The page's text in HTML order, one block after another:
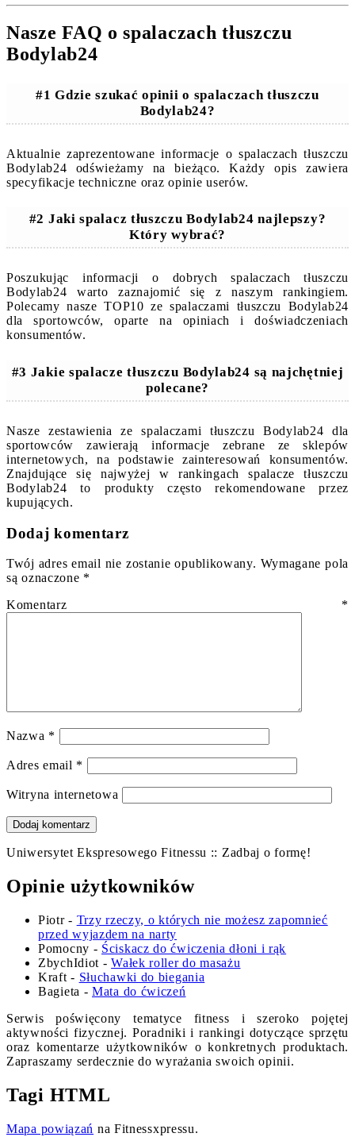
Nasze FAQ o spalaczach tłuszczu
Bodylab24
#1 Gdzie szukać opinii o spalaczach tłuszczu
Bodylab24?
Aktualnie zaprezentowane informacje o spalaczach tłuszczu
Bodylab24 odświeżamy na bieżąco. Każdy opis zawiera
specyfikacje techniczne oraz opinie userów.
#2 Jaki spalacz tłuszczu Bodylab24 najlepszy?
Który wybrać?
Poszukując informacji o dobrych spalaczach tłuszczu
Bodylab24 warto zaznajomić się z naszym rankingiem.
Polecamy nasze TOP10 ze spalaczami tłuszczu Bodylab24
dla sportowców, oparte na opiniach i doświadczeniach
konsumentów.
#3 Jakie spalacze tłuszczu Bodylab24 są najchętniej
polecane?
Nasze zestawienia ze spalaczami tłuszczu Bodylab24 dla
sportowców zawierają informacje zebrane ze sklepów
internetowych, na podstawie zainteresowań konsumentów.
Znajdujące się najwyżej w rankingach spalacze tłuszczu
Bodylab24 to produkty często rekomendowane przez
kupujących.
Dodaj komentarz
Twój adres email nie zostanie opublikowany. Wymagane pola
są oznaczone *
Komentarz *
Nazwa *
Adres email *
Witryna internetowa
Uniwersytet Ekspresowego Fitnessu :: Zadbaj o formę!
Opinie użytkowników
Piotr- Trzy rzeczy, o których nie możesz zapomnieć
przed wyjazdem na narty
Pomocny - Ściskacz do ćwiczenia dłoni i rąk
ZbychIdiot -Wałek roller do masażu
Kraft - Słuchawki do biegania
Bagieta -Mata do ćwiczeń
Serwis poświęcony tematyce fitness i szeroko pojętej
aktywności fizycznej. Poradniki i rankingi dotyczące sprzętu
oraz komentarze użytkowników o konkretnych produktach.
Zapraszamy serdecznie do wyrażania swoich opinii.
Tagi HTML
Mapa powiązań na Fitnessxpressu.